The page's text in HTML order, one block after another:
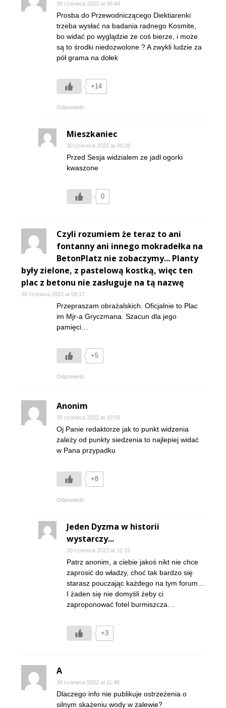
30 czerwca 2022 at 08:44
Prosba do Przewodniczącego Diektiarenki
trzeba wysłać na badania radnego Kosmite,
bo widać po wyglądzie że coś bierze, i może
są to środki niedozwolone ? A zwykli ludzie za
pół grama na dołek
+14
Odpowiedz
Mieszkaniec
30 czerwca 2022 at 09:28
Przed Sesja widzialem ze jadl ogorki
kwaszone
0
Czyli rozumiem że teraz to ani
fontanny ani innego mokradełka na
BetonPlatz nie zobaczymy... Planty
były zielone, z pastelową kostką, więc ten
plac z betonu nie zasługuje na tą nazwę
30 czerwca 2022 at 09:17
Przepraszam obrażalskich. Oficjalnie to Plac
im Mjr-a Gryczmana. Szacun dla jego
pamięci…
+5
Odpowiedz
Anonim
30 czerwca 2022 at 10:59
Oj Panie redaktorze jak to punkt widzenia
zależy od punkty siedzenia to najlepiej widać
w Pana przypadku
+8
Odpowiedz
Jeden Dyzma w historii
wystarczy...
30 czerwca 2022 at 12:15
Patrz anonim, a ciebie jakoś nikt nie chce
zaprosić do władzy, choć tak bardzo się
starasz pouczając każdego na tym forum…
I żaden się nie domyśli żeby ci
zaproponować fotel burmiszcza…
+3
A
30 czerwca 2022 at 11:48
Dlaczego info nie publikuje ostrzeżenia o
silnym skażeniu wody w zalewie?